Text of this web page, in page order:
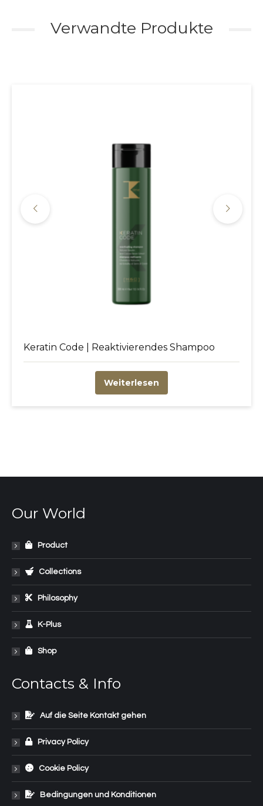
Verwandte Produkte
Keratin Code | Reaktivierendes Shampoo
Weiterlesen
Our World
Product
Collections
Philosophy
K-Plus
Shop
Contacts & Info
Auf die Seite Kontakt gehen
Privacy Policy
Cookie Policy
Bedingungen und Konditionen